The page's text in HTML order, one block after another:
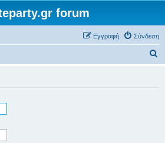
forum
Σύνδεση
Εγγραφή